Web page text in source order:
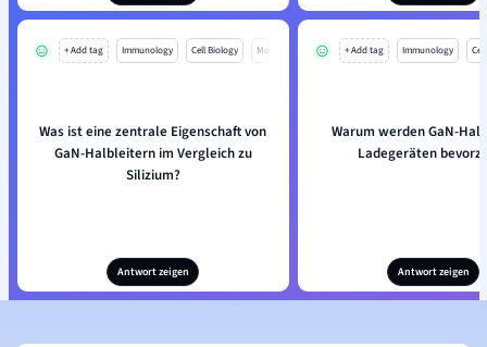
+ Add tag Immunology Cell Biology Mo
Was ist eine zentrale Eigenschaft von
GaN-Halbleitern im Vergleich zu
Silizium?
Antwort zeigen
+ Add tag Immunology
Warum werden GaN-
Ladegeräten
Antwort zeigen